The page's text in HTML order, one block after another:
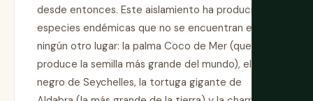
desde entonces. Este aislamiento ha producido
especies endémicas que no se encuentran en
ningún otro lugar: la palma Coco de Mer (que
produce la semilla más grande del mundo), el loro
negro de Seychelles, la tortuga gigante de